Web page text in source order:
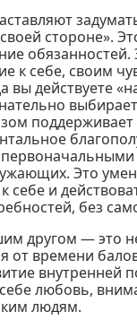
стороне».
обязанностей.
к себе, своим
вы действуете
Это
себе и
без
другом — это
от времени
внутренней
любовь,
людям.